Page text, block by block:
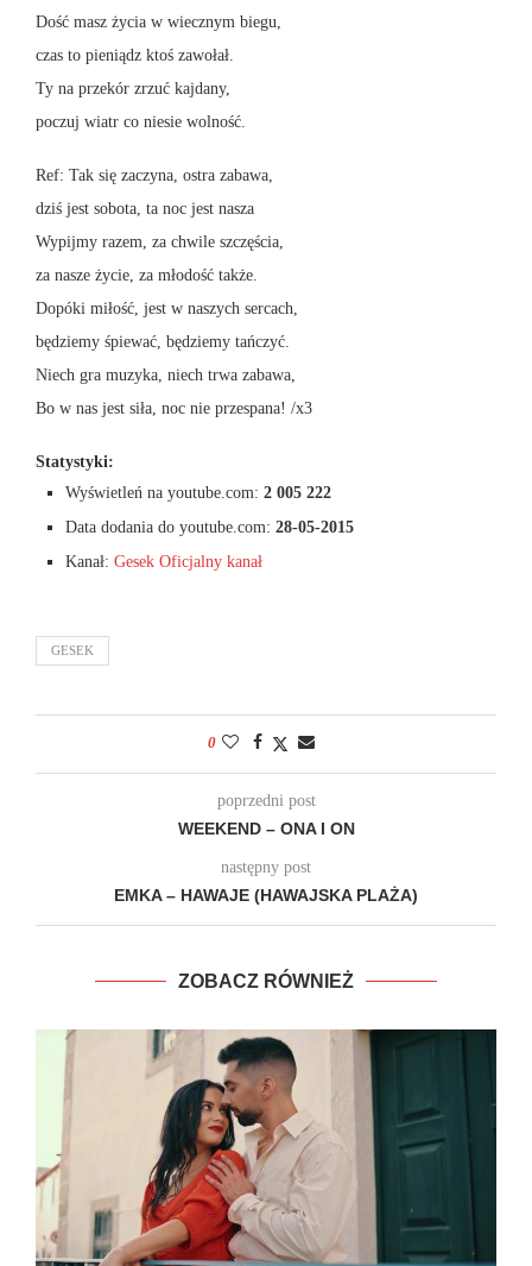
Dość masz życia w wiecznym biegu,
czas to pieniądz ktoś zawołał.
Ty na przekór zrzuć kajdany,
poczuj wiatr co niesie wolność.
Ref: Tak się zaczyna, ostra zabawa,
dziś jest sobota, ta noc jest nasza
Wypijmy razem, za chwile szczęścia,
za nasze życie, za młodość także.
Dopóki miłość, jest w naszych sercach,
będziemy śpiewać, będziemy tańczyć.
Niech gra muzyka, niech trwa zabawa,
Bo w nas jest siła, noc nie przespana! /x3
Statystyki:
Wyświetleń na youtube.com: 2 005 222
Data dodania do youtube.com: 28-05-2015
Kanał: Gesek Oficjalny kanał
GESEK
0
poprzedni post
WEEKEND – ONA I ON
następny post
EMKA – HAWAJE (HAWAJSKA PLAŻA)
ZOBACZ RÓWNIEŻ